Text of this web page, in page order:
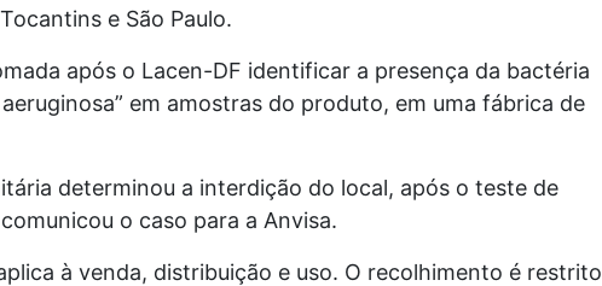
e São Paulo.
após o Lacen-DF identificar a presença da bactéria
em amostras do produto, em uma fábrica de
determinou a interdição do local, após o teste de
o caso para a Anvisa.
à venda, distribuição e uso. O recolhimento é restrito